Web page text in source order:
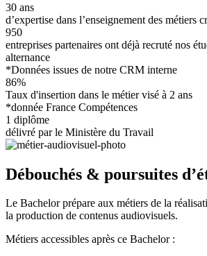
30 ans
d’expertise dans l’enseignement des métiers
950
entreprises partenaires ont déjà recruté nos
alternance
*Données issues de notre CRM interne
86%
Taux d'insertion dans le métier visé à 2 ans
*donnée France Compétences
1 diplôme
délivré par le Ministère du Travail
Débouchés & poursuites
Le Bachelor prépare aux métiers de la
la production de contenus audiovisuels.
Métiers accessibles après ce Bachelor :